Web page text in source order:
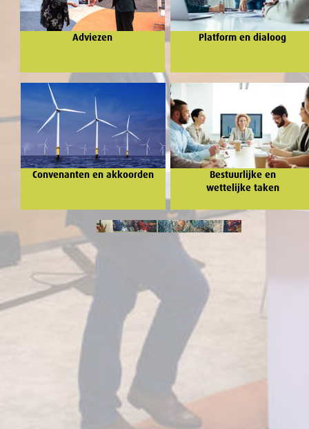
Adviezen Platform en dialoog
Convenanten en akkoorden
Bestuurlijke en
wettelijke taken
Over de SER